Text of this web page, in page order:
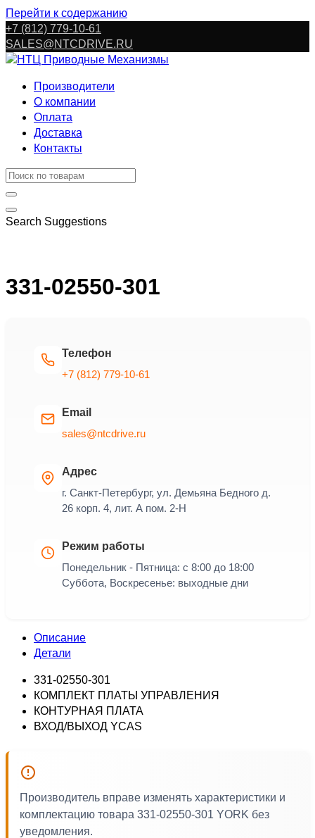
Перейти к содержанию
+7 (812) 779-10-61
SALES@NTCDRIVE.RU
Производители
О компании
Оплата
Доставка
Контакты
Search Suggestions
331-02550-301
Телефон
+7 (812) 779-10-61
Email
sales@ntcdrive.ru
Адрес
г. Санкт-Петербург, ул. Демьяна Бедного д.
26 корп. 4, лит. А пом. 2-Н
Режим работы
Понедельник - Пятница: с 8:00 до 18:00
Суббота, Воскресенье: выходные дни
Описание
Детали
331-02550-301
КОМПЛЕКТ ПЛАТЫ УПРАВЛЕНИЯ
КОНТУРНАЯ ПЛАТА
ВХОД/ВЫХОД YCAS
Производитель вправе изменять характеристики и
комплектацию товара 331-02550-301 YORK без
уведомления.